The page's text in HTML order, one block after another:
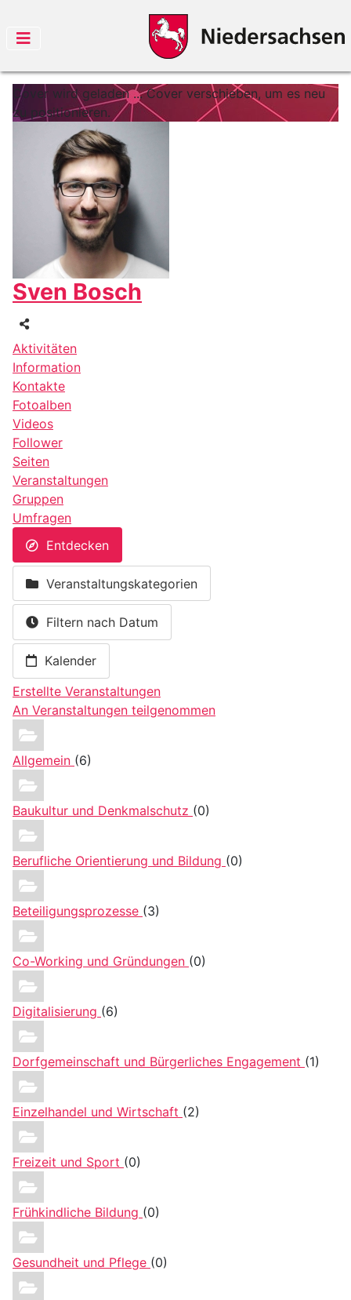
Cover wird geladen ... Cover verschieben, um es neu
zu positionieren.
Sven Bosch
Aktivitäten
Information
Kontakte
Fotoalben
Videos
Follower
Seiten
Veranstaltungen
Gruppen
Umfragen
Entdecken
Veranstaltungskategorien
Filtern nach Datum
Kalender
Erstellte Veranstaltungen
An Veranstaltungen teilgenommen
Allgemein (6)
Baukultur und Denkmalschutz (0)
Berufliche Orientierung und Bildung (0)
Beteiligungsprozesse (3)
Co-Working und Gründungen (0)
Digitalisierung (6)
Dorfgemeinschaft und Bürgerliches Engagement (1)
Einzelhandel und Wirtschaft (2)
Freizeit und Sport (0)
Frühkindliche Bildung (0)
Gesundheit und Pflege (0)